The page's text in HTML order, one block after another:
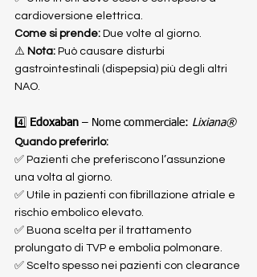
cardioversione elettrica.
Come si prende: Due volte al giorno.
⚠️ Nota: Può causare disturbi
gastrointestinali (dispepsia) più degli altri
NAO.
4️⃣ Edoxaban – Nome commerciale: Lixiana®
Quando preferirlo:
✅ Pazienti che preferiscono l’assunzione
una volta al giorno.
✅ Utile in pazienti con fibrillazione atriale e
rischio embolico elevato.
✅ Buona scelta per il trattamento
prolungato di TVP e embolia polmonare.
✅ Scelto spesso nei pazienti con clearance